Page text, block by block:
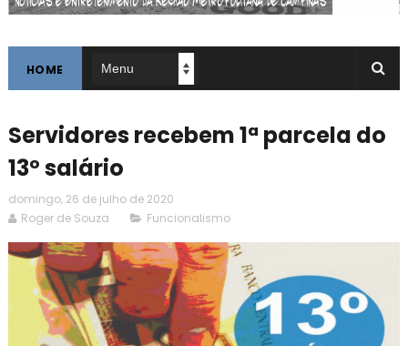
HOME
Servidores recebem 1ª parcela do
13º salário
domingo, 26 de julho de 2020
Roger de Souza
Funcionalismo